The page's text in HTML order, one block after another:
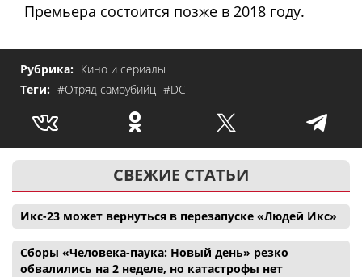
Премьера состоится позже в 2018 году.
Рубрика: Кино и сериалы
Теги: #Отряд самоубийц #DC
СВЕЖИЕ СТАТЬИ
Икс-23 может вернуться в перезапуске «Людей Икс»
Сборы «Человека-паука: Новый день» резко
обвалились на 2 неделе, но катастрофы нет